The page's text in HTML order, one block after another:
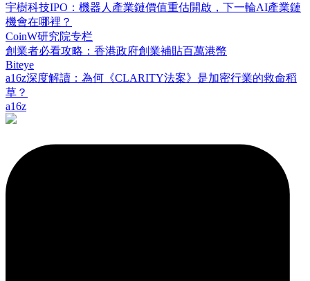
宇樹科技IPO：機器人產業鏈價值重估開啟，下一輪AI產業鏈
機會在哪裡？
CoinW研究院专栏
創業者必看攻略：香港政府創業補貼百萬港幣
Biteye
a16z深度解讀：為何《CLARITY法案》是加密行業的救命稻
草？
a16z